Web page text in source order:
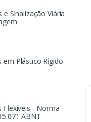
e Sinalização Viária
em Plástico Rígido
Flexíveis - Norma
ABNT